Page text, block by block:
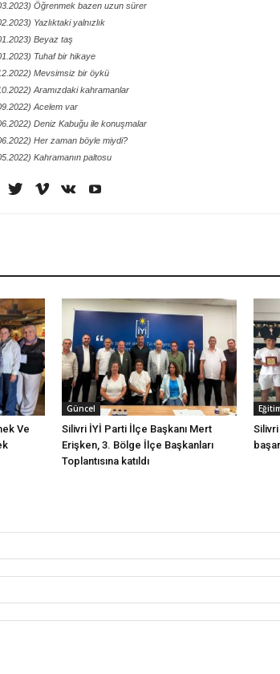
Öğrenmek bazen uzun sürer
Yazlıktaki yalnızlık
Beyaz taş
Tuhaf bir hikaye
Mevsimsiz bir öykü
Aramızdaki kahramanlar
Acelem var
Deniz Kabuğu ile konuşmalar
Her zaman böyle miydi?
Kahramanın paltosu
Ve
Güncel
Silivri İYİ Parti İlçe Başkanı Mert
Erişken, 3. Bölge İlçe Başkanları
Toplantısına katıldı
Silivri